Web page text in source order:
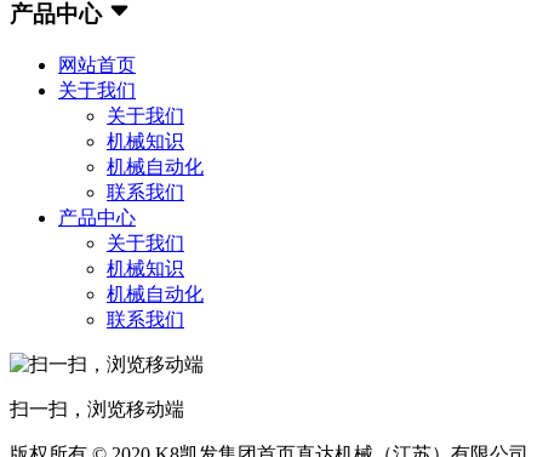
产品中心
网站首页
关于我们
关于我们
机械知识
机械自动化
联系我们
产品中心
关于我们
机械知识
机械自动化
联系我们
扫一扫，浏览移动端